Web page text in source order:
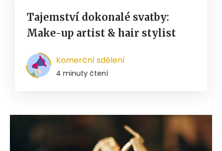
Tajemství dokonalé svatby:
Make-up artist & hair stylist
Komerční sdělení
4 minuty čtení